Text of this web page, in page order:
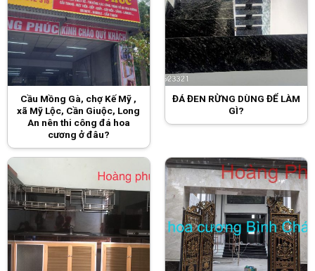
Cầu Mồng Gà, chợ Kế Mỹ ,
xã Mỹ Lộc, Cần Giuộc, Long
An nên thi công đá hoa
cương ở đâu?
ĐÁ ĐEN RỪNG DÙNG ĐỂ LÀM
GÌ?